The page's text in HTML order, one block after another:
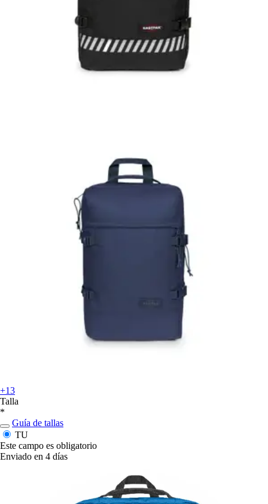
+13
Talla
*
Guía de tallas
TU
Este campo es obligatorio
Enviado en 4 días